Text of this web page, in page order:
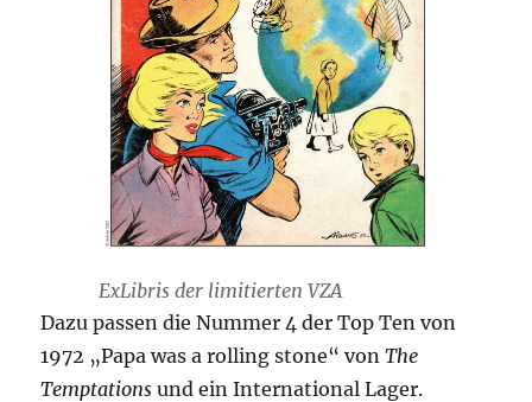
ExLibris der limitierten VZA
Dazu passen die Nummer 4 der Top Ten von
1972 „Papa was a rolling stone“ vonThe
Temptations und ein International Lager.